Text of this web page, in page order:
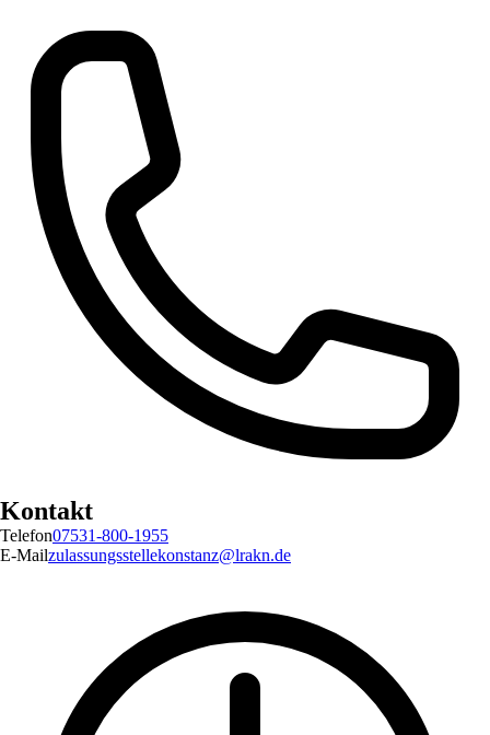
Kontakt
Telefon07531-800-1955
E-Mailzulassungsstellekonstanz@lrakn.de